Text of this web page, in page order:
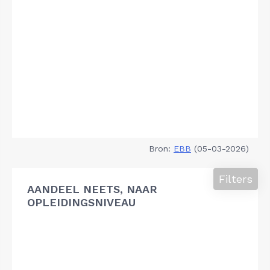
Bron: EBB (05-03-2026)
AANDEEL NEETS, NAAR
OPLEIDINGSNIVEAU
Filters